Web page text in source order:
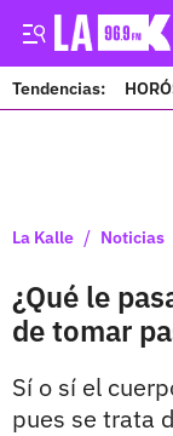
Tendencias:
La Kalle / Noticias
¿Qué le
de tomar
Sí o sí el
pues se trata